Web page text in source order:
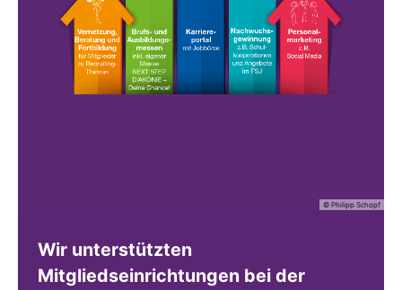
© Philipp Schopf
Wir unterstützten
Mitgliedseinrichtungen bei der